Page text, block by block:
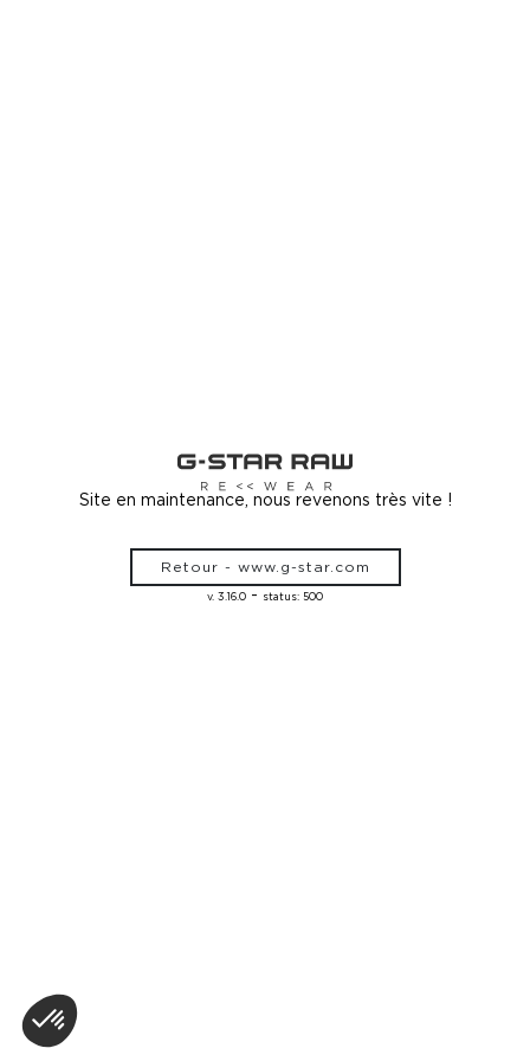
Site en maintenance, nous revenons très vite !
Retour - www.g-star.com
v. 3.16.0 - status: 500